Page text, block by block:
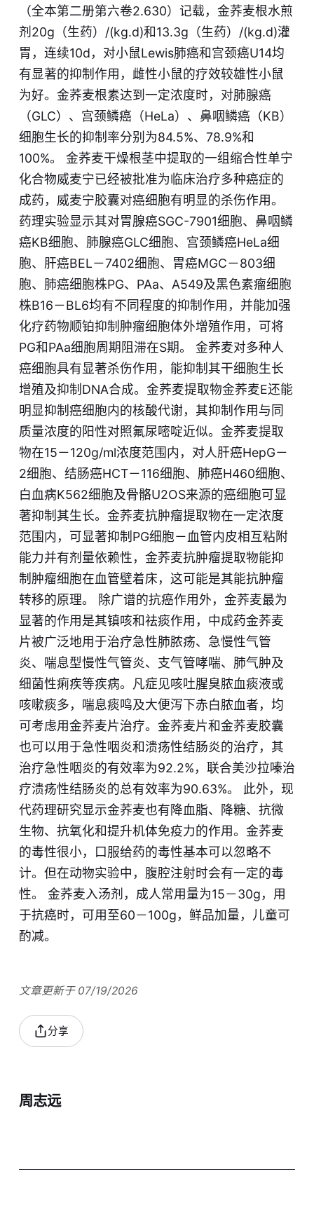
（全本第二册第六卷2.630）记载，金荞麦根水煎
剂20g（生药）/(kg.d)和13.3g（生药）/(kg.d)灌
胃，连续10d，对小鼠Lewis肺癌和宫颈癌U14均
有显著的抑制作用，雌性小鼠的疗效较雄性小鼠
为好。金荞麦根素达到一定浓度时，对肺腺癌
（GLC）、宫颈鳞癌（HeLa）、鼻咽鳞癌（KB）
细胞生长的抑制率分别为84.5%、78.9%和
100%。 金荞麦干燥根茎中提取的一组缩合性单宁
化合物威麦宁已经被批准为临床治疗多种癌症的
成药，威麦宁胶囊对癌细胞有明显的杀伤作用。
药理实验显示其对胃腺癌SGC-7901细胞、鼻咽鳞
癌KB细胞、肺腺癌GLC细胞、宫颈鳞癌HeLa细
胞、肝癌BEL－7402细胞、胃癌MGC－803细
胞、肺癌细胞株PG、PAa、A549及黑色素瘤细胞
株B16－BL6均有不同程度的抑制作用，并能加强
化疗药物顺铂抑制肿瘤细胞体外增殖作用，可将
PG和PAa细胞周期阻滞在S期。 金荞麦对多种人
癌细胞具有显著杀伤作用，能抑制其干细胞生长
增殖及抑制DNA合成。金荞麦提取物金荞麦E还能
明显抑制癌细胞内的核酸代谢，其抑制作用与同
质量浓度的阳性对照氟尿嘧啶近似。金荞麦提取
物在15－120g/ml浓度范围内，对人肝癌HepG－
2细胞、结肠癌HCT－116细胞、肺癌H460细胞、
白血病K562细胞及骨骼U2OS来源的癌细胞可显
著抑制其生长。金荞麦抗肿瘤提取物在一定浓度
范围内，可显著抑制PG细胞－血管内皮相互粘附
能力并有剂量依赖性，金荞麦抗肿瘤提取物能抑
制肿瘤细胞在血管壁着床，这可能是其能抗肿瘤
转移的原理。 除广谱的抗癌作用外，金荞麦最为
显著的作用是其镇咳和祛痰作用，中成药金荞麦
片被广泛地用于治疗急性肺脓疡、急慢性气管
炎、喘息型慢性气管炎、支气管哮喘、肺气肿及
细菌性痢疾等疾病。凡症见咳吐腥臭脓血痰液或
咳嗽痰多，喘息痰鸣及大便泻下赤白脓血者，均
可考虑用金荞麦片治疗。金荞麦片和金荞麦胶囊
也可以用于急性咽炎和溃疡性结肠炎的治疗，其
治疗急性咽炎的有效率为92.2%，联合美沙拉嗪治
疗溃疡性结肠炎的总有效率为90.63%。 此外，现
代药理研究显示金荞麦也有降血脂、降糖、抗微
生物、抗氧化和提升机体免疫力的作用。金荞麦
的毒性很小，口服给药的毒性基本可以忽略不
计。但在动物实验中，腹腔注射时会有一定的毒
性。 金荞麦入汤剂，成人常用量为15－30g，用
于抗癌时，可用至60－100g，鲜品加量，儿童可
酌减。
文章更新于 07/19/2026
分享
周志远